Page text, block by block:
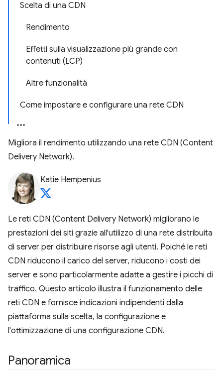
Scelta di una CDN
Rendimento
Effetti sulla visualizzazione più grande con
contenuti (LCP)
Altre funzionalità
Come impostare e configurare una rete CDN
Migliora il rendimento utilizzando una rete CDN (Content
Delivery Network).
Katie Hempenius
Le reti CDN (Content Delivery Network) migliorano le
prestazioni dei siti grazie all'utilizzo di una rete distribuita
di server per distribuire risorse agli utenti. Poiché le reti
CDN riducono il carico del server, riducono i costi dei
server e sono particolarmente adatte a gestire i picchi di
traffico. Questo articolo illustra il funzionamento delle
reti CDN e fornisce indicazioni indipendenti dalla
piattaforma sulla scelta, la configurazione e
l'ottimizzazione di una configurazione CDN.
Panoramica